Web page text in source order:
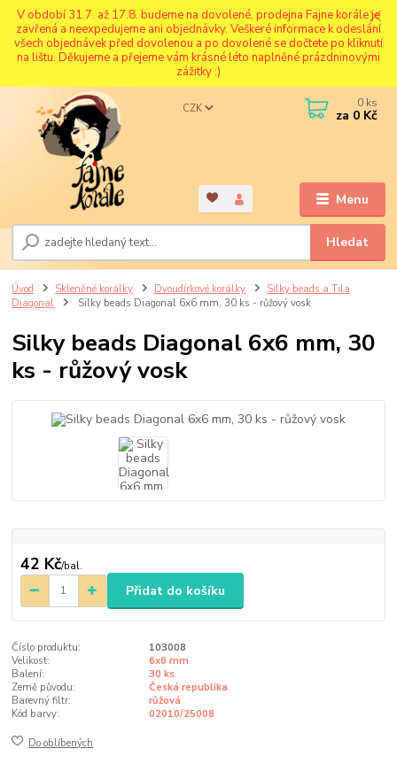
V období 31.7. až 17.8. budeme na dovolené, prodejna Fajne korále je
zavřená a neexpedujeme ani objednávky. Veškeré informace k odeslání
všech objednávek před dovolenou a po dovolené se dočtete po kliknutí
na lištu. Děkujeme a přejeme vám krásné léto naplněné prázdninovými
zážitky :)
Menu
CZK
Hledat
0 ks
za 0 Kč
Úvod Skleněné korálky Dvoudírkové korálky
Silky beads a Tila
Diagonal
Silky beads Diagonal 6x6 mm, 30 ks - růžový vosk
Silky beads Diagonal 6x6 mm, 30
ks - růžový vosk
42 Kč/bal.
Přidat do košíku
Číslo produktu:
103008
Velikost:
6x6 mm
Balení:
30 ks
Země původu:
Česká republika
Barevný filtr:
růžová
Kód barvy:
02010/25008
Do oblíbených